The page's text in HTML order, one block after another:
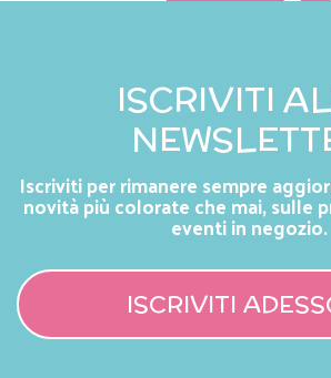
ISCRIVITI
Iscriviti per rimanere sempre
novità più colorate che mai, sulle
eventi in negozio.
ISCRIVITI